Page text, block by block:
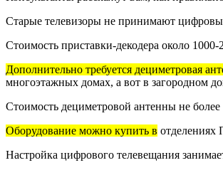
Старые телевизоры не принимают
Стоимость приставки-декодера около
Дополнительно требуется дециметровая
многоэтажных домах, а вот в загородном
Стоимость дециметровой антенны не
Оборудование можно купить в отделениях
Настройка цифрового телевещания